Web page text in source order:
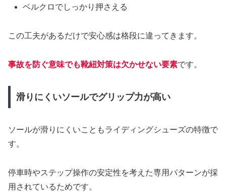
ベルクロでしっかり押さえる
この工夫があるだけで安心感は格段に違ってきます。
事故を防ぐ意味でも靴紐対策は欠かせない要素です。
滑りにくいソールでグリップ力が高い
ソールが滑りにくいこともライディングシューズの特徴で
す。
停車時やステップ操作の安定性を考えた専用パターンが採
用されているためです。